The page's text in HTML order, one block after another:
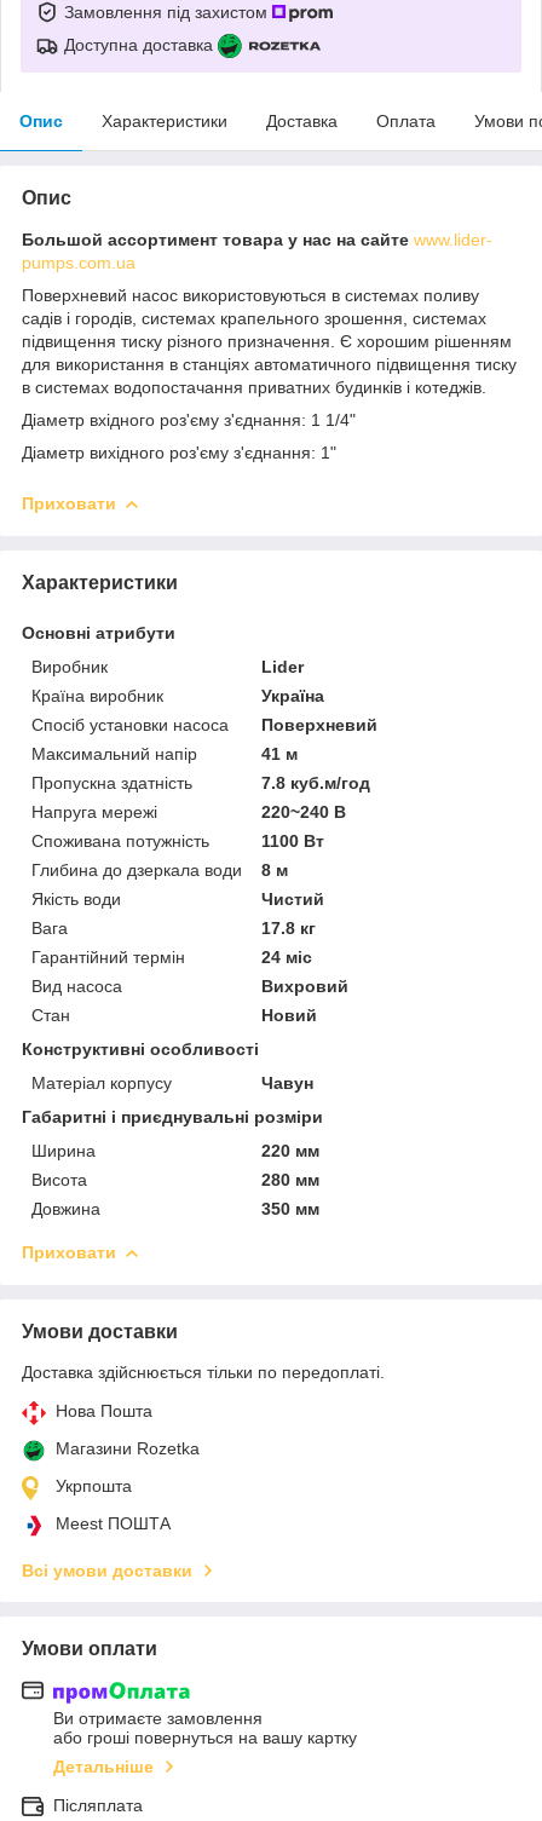
Замовлення під захистом
Доступна доставка
Опис Характеристики Доставка Оплата Умови
Опис
Большой ассортимент товара у нас на сайте www.lider-
pumps.com.ua
Поверхневий насос використовуються в системах поливу
садів і городів, системах крапельного зрошення, системах
підвищення тиску різного призначення. Є хорошим рішенням
для використання в станціях автоматичного підвищення тиску
в системах водопостачання приватних будинків і котеджів.
Діаметр вхідного роз'єму з'єднання: 1 1/4"
Діаметр вихідного роз'єму з'єднання: 1"
Приховати
Характеристики
Основні атрибути
Виробник
Lider
Країна виробник
Україна
Спосіб установки насоса
Поверхневий
Максимальний напір
41 м
Пропускна здатність
7.8 куб.м/год
Напруга мережі
220~240 В
Споживана потужність
1100 Вт
Глибина до дзеркала води
8 м
Якість води
Чистий
Вага
17.8 кг
Гарантійний термін
24 міс
Вид насоса
Вихровий
Стан
Новий
Конструктивні особливості
Матеріал корпусу
Чавун
Габаритні і приєднувальні розміри
Ширина
220 мм
Висота
280 мм
Довжина
350 мм
Приховати
Умови доставки
Доставка здійснюється тільки по передоплаті.
Нова Пошта
Магазини Rozetka
Укрпошта
Meest ПОШТА
Всі умови доставки
Умови оплати
Ви отримаєте замовлення
або гроші повернуться на вашу картку
Детальніше
Післяплата